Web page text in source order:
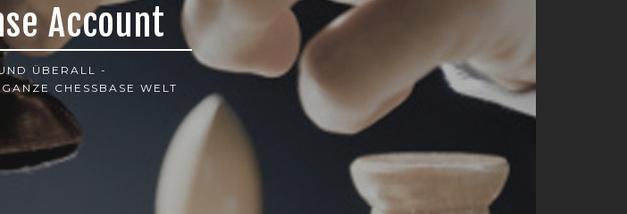
Account
ÜBERALL -
CHESSBASE WELT